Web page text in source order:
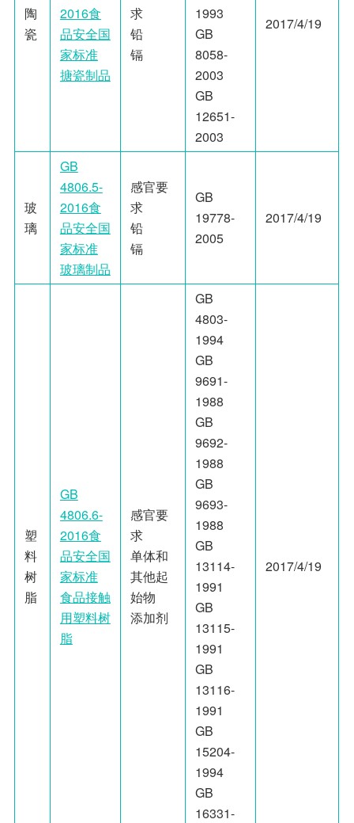
陶
瓷
2016食
品安全国
家标准
搪瓷制品
求
铅
镉
1993
GB
8058-
2003
GB
12651-
2003
2017/4/19
玻
璃
GB
4806.5-
2016食
品安全国
家标准
玻璃制品
感官要
求
铅
镉
GB
19778-
2005
2017/4/19
塑
料
树
脂
GB
4806.6-
2016食
品安全国
家标准
食品接触
用塑料树
脂
感官要
求
单体和
其他起
始物
添加剂
GB
4803-
1994
GB
9691-
1988
GB
9692-
1988
GB
9693-
1988
GB
13114-
1991
GB
13115-
1991
GB
13116-
1991
GB
15204-
1994
GB
16331-
2017/4/19